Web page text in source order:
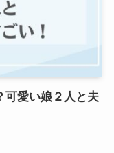
可愛い娘２人と夫